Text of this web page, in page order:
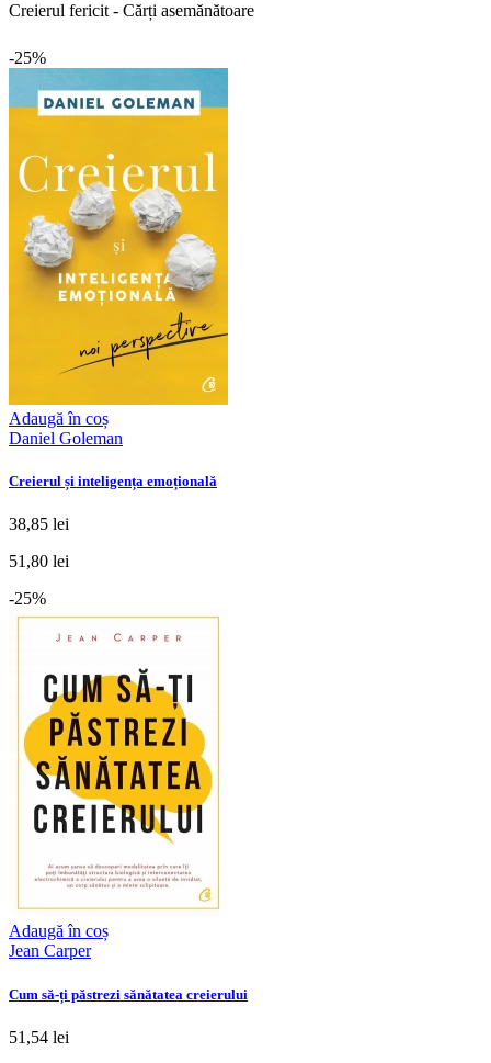
Creierul fericit - Cărți asemănătoare
-25%
Adaugă în coș
Daniel Goleman
Creierul și inteligența emoțională
38,85 lei
51,80 lei
-25%
Adaugă în coș
Jean Carper
Cum să-ți păstrezi sănătatea creierului
51,54 lei